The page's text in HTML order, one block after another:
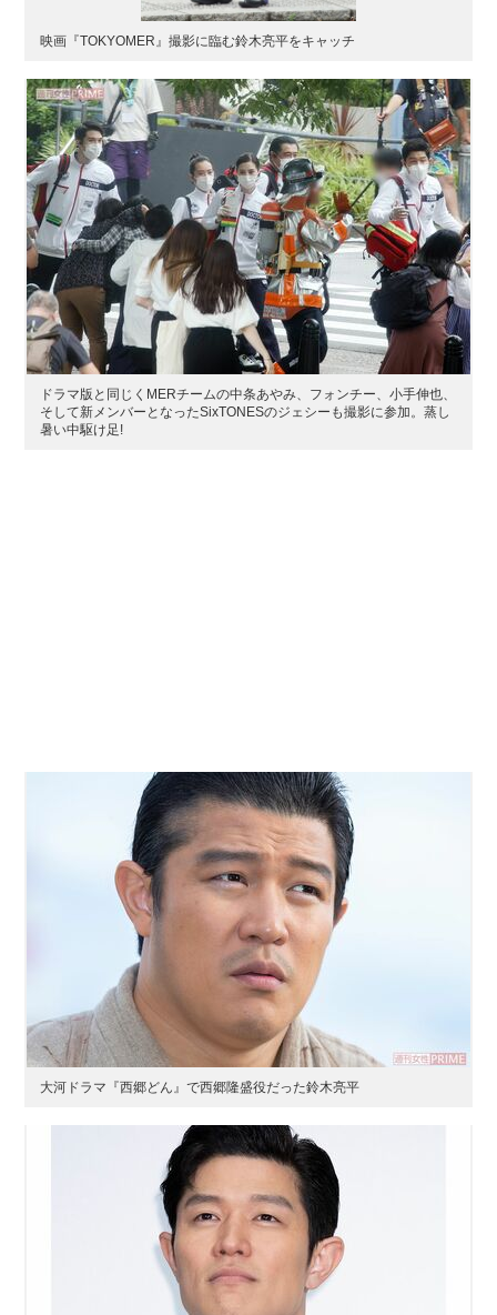
映画『TOKYOMER』撮影に臨む鈴木亮平をキャッチ
ドラマ版と同じくMERチームの中条あやみ、フォンチー、小手伸也、
そして新メンバーとなったSixTONESのジェシーも撮影に参加。蒸し
暑い中駆け足!
大河ドラマ『西郷どん』で西郷隆盛役だった鈴木亮平